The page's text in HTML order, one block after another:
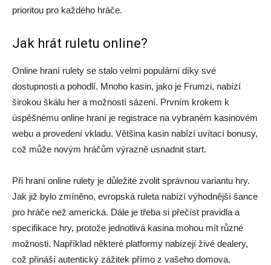
prioritou pro každého hráče.
Jak hrát ruletu online?
Online hraní rulety se stalo velmi populární díky své
dostupnosti a pohodlí. Mnoho kasin, jako je Frumzi, nabízí
širokou škálu her a možností sázení. Prvním krokem k
úspěšnému online hraní je registrace na vybraném kasinovém
webu a provedení vkladu. Většina kasin nabízí uvítací bonusy,
což může novým hráčům výrazně usnadnit start.
Při hraní online rulety je důležité zvolit správnou variantu hry.
Jak již bylo zmíněno, evropská ruleta nabízí výhodnější šance
pro hráče než americká. Dále je třeba si přečíst pravidla a
specifikace hry, protože jednotlivá kasina mohou mít různé
možnosti. Například některé platformy nabízejí živé dealery,
což přináší autentický zážitek přímo z vašeho domova.